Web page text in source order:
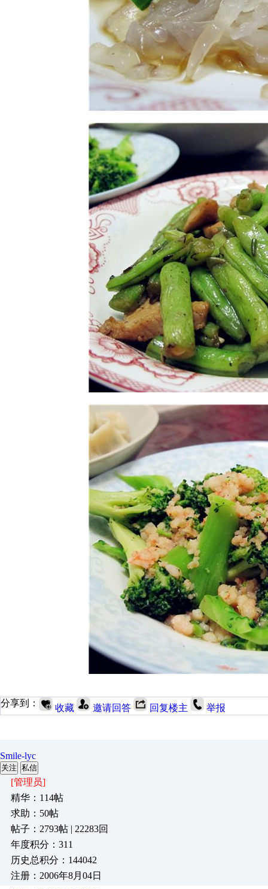
分享到： 收藏 邀请回答 回复楼主 举报
Smile-lyc
关注 私信
[管理员]
精华：114帖
求助：50帖
帖子：2793帖 | 22283回
年度积分：311
历史总积分：144042
注册：2006年8月04日